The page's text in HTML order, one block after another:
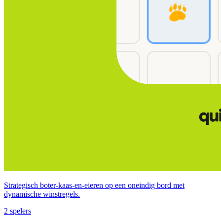
Strategisch boter‑kaas‑en‑eieren op een oneindig bord met
dynamische winstregels.
2 spelers